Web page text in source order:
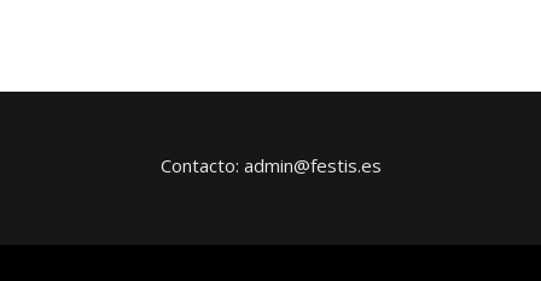
Contacto: admin@festis.es